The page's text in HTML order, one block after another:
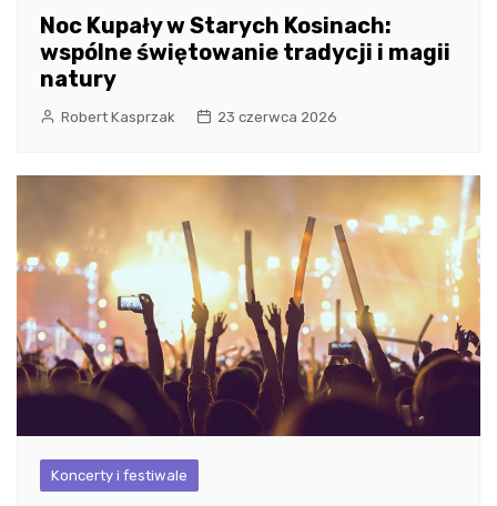
Noc Kupały w Starych Kosinach:
wspólne świętowanie tradycji i magii
natury
Robert Kasprzak 23 czerwca 2026
Koncerty i festiwale